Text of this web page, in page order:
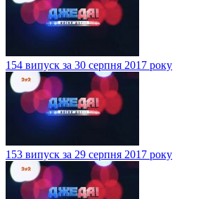
154 випуск за 30 серпня 2017 року
153 випуск за 29 серпня 2017 року